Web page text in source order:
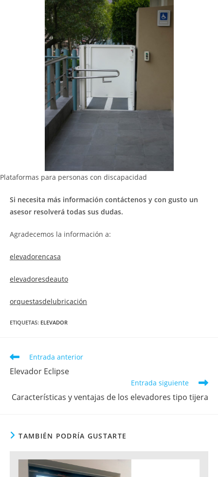
Plataformas para personas con discapacidad
Si necesita más información contáctenos y con gusto un
asesor resolverá todas sus dudas.
Agradecemos la información a:
elevadorencasa
elevadoresdeauto
orquestasdelubricación
ETIQUETAS: ELEVADOR
Entrada anterior
Elevador Eclipse
Entrada siguiente
Características y ventajas de los elevadores tipo tijera
TAMBIÉN PODRÍA GUSTARTE